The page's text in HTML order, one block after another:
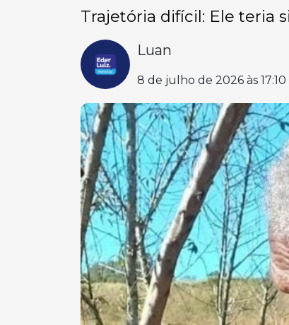
Trajetória difícil: Ele teria
Luan
8 de julho de 2026 às 17:10